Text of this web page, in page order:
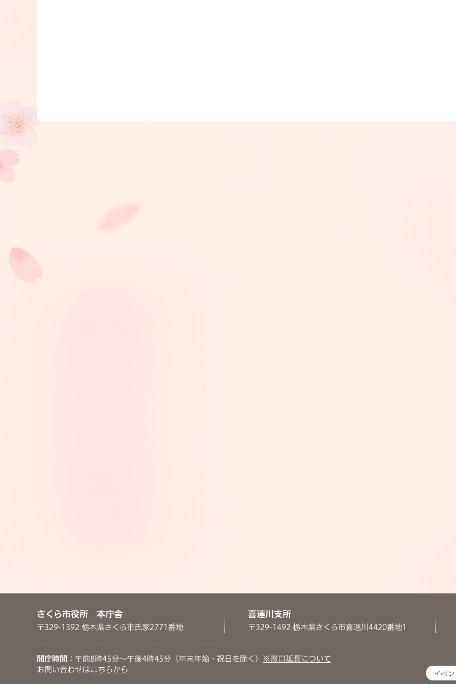
イベ
さくら市役所 本庁舎
〒329-1392 栃木県さくら市氏家2771番地
喜連川支所
〒329-1492 栃木県さくら市喜連川4420番地1
開庁時間 ：午前8時45分～午後4時45分（年末年始・祝日を除く）
※窓口延長について
お問い合わせはこちらから